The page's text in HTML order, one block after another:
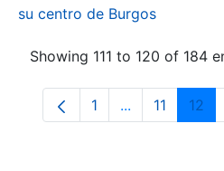
su centro de Burgos
Showing 111 to 120 of 184
Page
1 ...Intermediate
Page
11 12